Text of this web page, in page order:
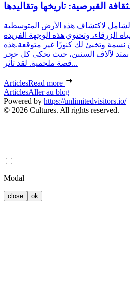
القبرصية: تاريخها وتقاليدها
لاكتشاف هذه الأرض المتوسطية
الزرقاء، وتحتوي هذه الوجهة الفريدة
1.1 مليون نسمة وتخبئ لك كنوزًا غير متوقعة.هذه
يمتد لآلاف السنين، حيث تحكي كل حجر
قصة ملحمية. لقد تأثر...
ArticlesRead more
ArticlesAller au blog
Powered by https://unlimitedvisitors.io/
© 2026 Cultures. All rights reserved.
Modal
close ok